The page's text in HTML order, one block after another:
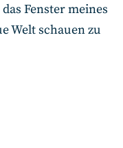
Fenster meines
Welt schauen zu